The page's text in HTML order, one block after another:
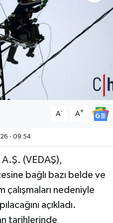
A- A+
- 09:54
A.Ş. (VEDAŞ),
bağlı bazı belde ve
çalışmaları nedeniyle
açıkladı.
tarihlerinde